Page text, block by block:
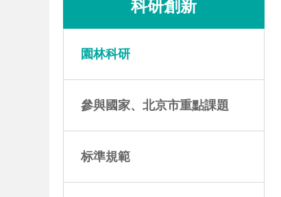
科研創新
園林科研
參與國家、北京市重點課題
标準規範